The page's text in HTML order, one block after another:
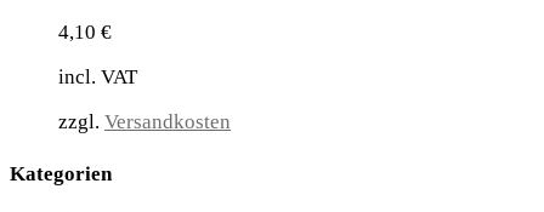
4,10 €
incl. VAT
zzgl. Versandkosten
Kategorien